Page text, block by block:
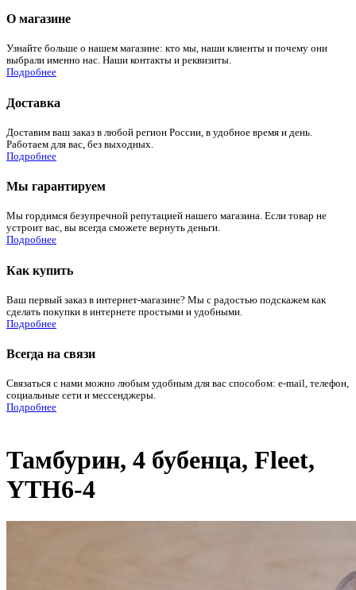
О магазине
Узнайте больше о нашем магазине: кто мы, наши клиенты и почему они
выбрали именно нас. Наши контакты и реквизиты.
Подробнее
Доставка
Доставим ваш заказ в любой регион России, в удобное время и день.
Работаем для вас, без выходных.
Подробнее
Мы гарантируем
Мы гордимся безупречной репутацией нашего магазина. Если товар не
устроит вас, вы всегда сможете вернуть деньги.
Подробнее
Как купить
Ваш первый заказ в интернет-магазине? Мы с радостью подскажем как
сделать покупки в интернете простыми и удобными.
Подробнее
Всегда на связи
Связаться с нами можно любым удобным для вас способом: e-mail, телефон,
социальные сети и мессенджеры.
Подробнее
Тамбурин, 4 бубенца, Fleet,
YTH6-4